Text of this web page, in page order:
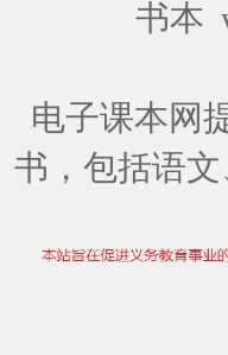
书本
电子课本网
书，包括语